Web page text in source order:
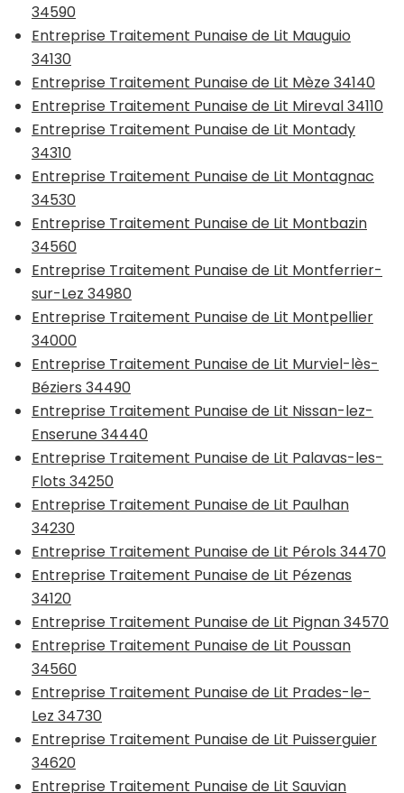
34590
Entreprise Traitement Punaise de Lit Mauguio
34130
Entreprise Traitement Punaise de Lit Mèze 34140
Entreprise Traitement Punaise de Lit Mireval 34110
Entreprise Traitement Punaise de Lit Montady
34310
Entreprise Traitement Punaise de Lit Montagnac
34530
Entreprise Traitement Punaise de Lit Montbazin
34560
Entreprise Traitement Punaise de Lit Montferrier-
sur-Lez 34980
Entreprise Traitement Punaise de Lit Montpellier
34000
Entreprise Traitement Punaise de Lit Murviel-lès-
Béziers 34490
Entreprise Traitement Punaise de Lit Nissan-lez-
Enserune 34440
Entreprise Traitement Punaise de Lit Palavas-les-
Flots 34250
Entreprise Traitement Punaise de Lit Paulhan
34230
Entreprise Traitement Punaise de Lit Pérols 34470
Entreprise Traitement Punaise de Lit Pézenas
34120
Entreprise Traitement Punaise de Lit Pignan 34570
Entreprise Traitement Punaise de Lit Poussan
34560
Entreprise Traitement Punaise de Lit Prades-le-
Lez 34730
Entreprise Traitement Punaise de Lit Puisserguier
34620
Entreprise Traitement Punaise de Lit Sauvian